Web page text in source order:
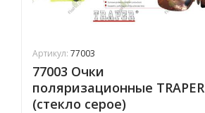
Артикул: 77003
77003 Очки
поляризационные TRAPER
(стекло серое)